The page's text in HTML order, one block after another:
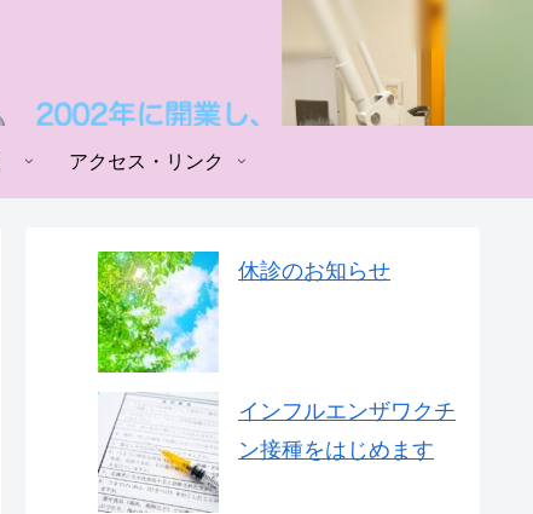
アクセス・リンク
休診のお知らせ
インフルエンザワクチ
ン接種をはじめます